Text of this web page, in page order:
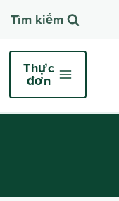
Tìm kiếm
Thực
đơn